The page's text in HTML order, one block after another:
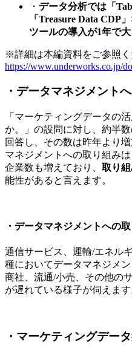
・ データ分析では「
「Treasure Data CDP
ツールの導入が1年で
※詳細は本編資料をご参照く
https://www.underworks.co.jp/
・データマネジメント
「マーケティングデータの
か。」の設問に対し、約半
回答し、その数は昨年より
マネジメントへの取り組み
企業数も増えており、 取り
能性があると言えます。
・データマネジメントへの
通信サービス、運輸/エネル
種においてデータマネジメ
商社、流通/小売、その他の
が遅れている様子が伺えます
・マーケティングデー